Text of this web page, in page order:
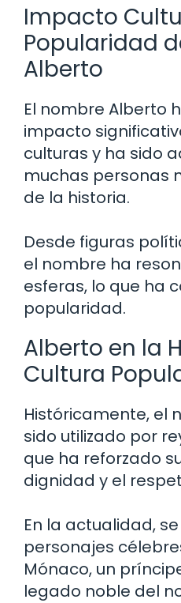
Impacto
Popularidad
Alberto
El nombre Alberto
impacto
culturas y ha sido
muchas personas
de la historia.
Desde figuras
el nombre ha
esferas, lo que ha
popularidad.
Alberto en la
Cultura
Históricamente, el
sido utilizado por
que ha reforzado
dignidad y el
En la actualidad,
personajes
Mónaco, un
legado noble del